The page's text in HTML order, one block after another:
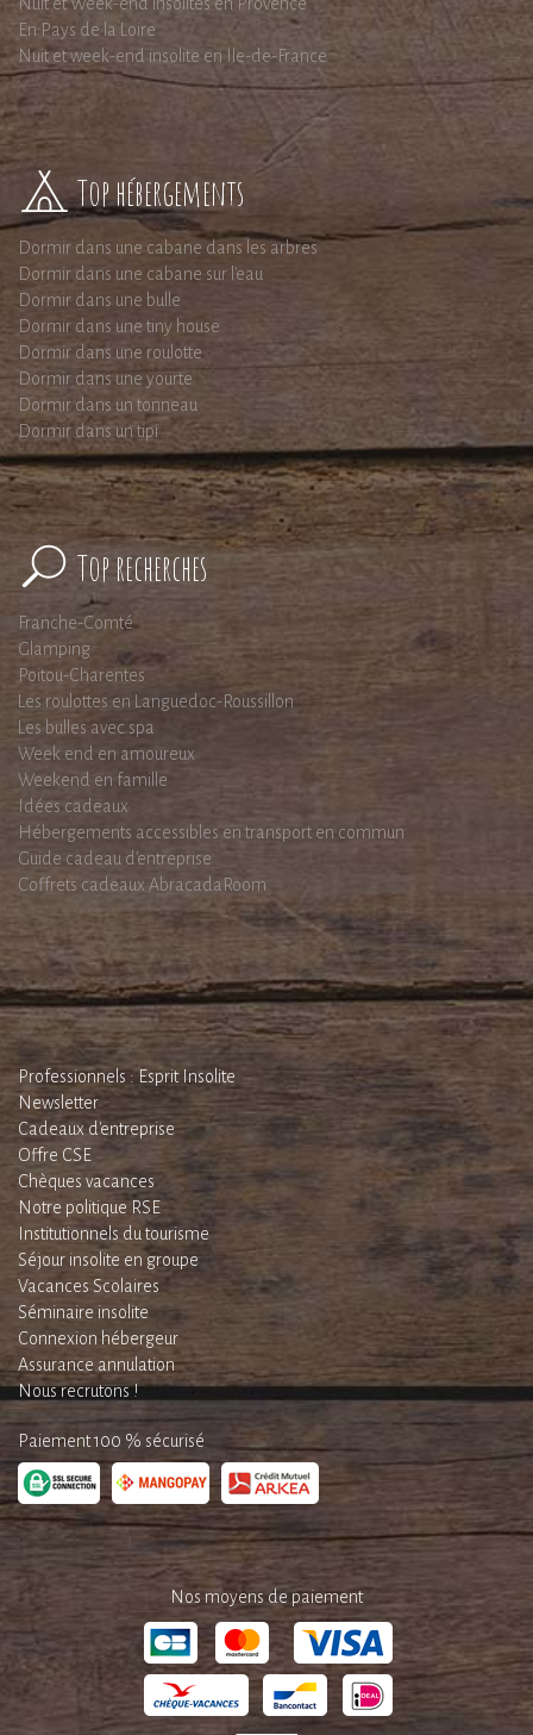
En Pays de la Loire
Nuit et week-end insolite en Ile-de-France
Top hébergements
Dormir dans une cabane dans les arbres
Dormir dans une cabane sur l'eau
Dormir dans une bulle
Dormir dans une tiny house
Dormir dans une roulotte
Dormir dans une yourte
Dormir dans un tonneau
Dormir dans un tipi
Top recherches
Franche-Comté
Glamping
Poitou-Charentes
Les roulottes en Languedoc-Roussillon
Les bulles avec spa
Week end en amoureux
Weekend en famille
Idées cadeaux
Hébergements accessibles en transport en commun
Guide cadeau d'entreprise
Coffrets cadeaux AbracadaRoom
Professionnels : Esprit Insolite
Newsletter
Cadeaux d'entreprise
Offre CSE
Chèques vacances
Notre politique RSE
Institutionnels du tourisme
Séjour insolite en groupe
Vacances Scolaires
Séminaire insolite
Connexion hébergeur
Assurance annulation
Nous recrutons !
Paiement 100 % sécurisé
Nos moyens de paiement